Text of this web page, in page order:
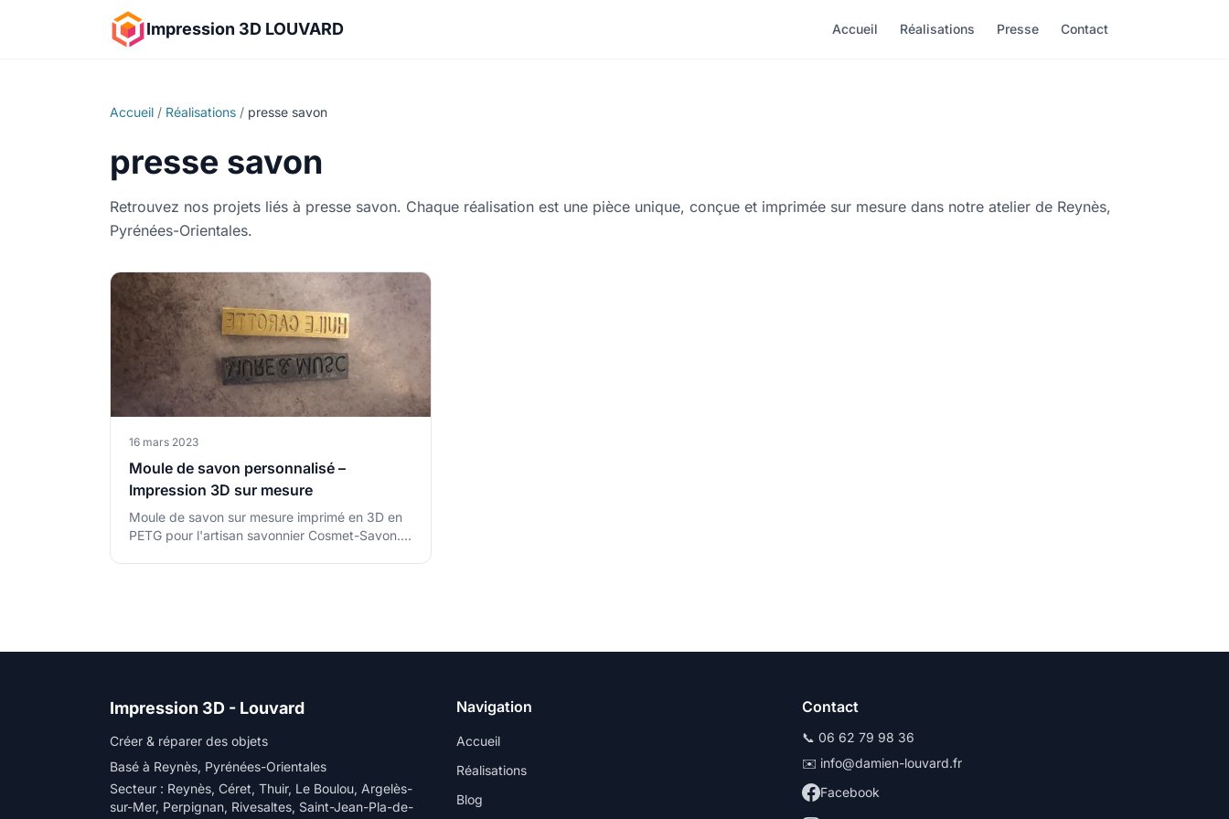
Impression 3D LOUVARD Accueil Réalisations Presse Contact
Accueil / Réalisations / presse savon
presse savon
Retrouvez nos projets liés à presse savon. Chaque réalisation est une pièce unique, conçue et imprimée sur mesure dans notre atelier de Reynès,
Pyrénées-Orientales.
16 mars 2023
Moule de savon personnalisé –
Impression 3D sur mesure
Moule de savon sur mesure imprimé en 3D en
PETG pour l'artisan savonnier Cosmet-Savon.
Impression 3D - Louvard
Créer & réparer des objets
Basé à Reynès, Pyrénées-Orientales
Secteur : Reynès, Céret, Thuir, Le Boulou, Argelès-
sur-Mer, Perpignan, Rivesaltes, Saint-Jean-Pla-de-
Navigation
Accueil
Réalisations
Blog
Contact
📞 06 62 79 98 36
✉️ info@damien-louvard.fr
Facebook